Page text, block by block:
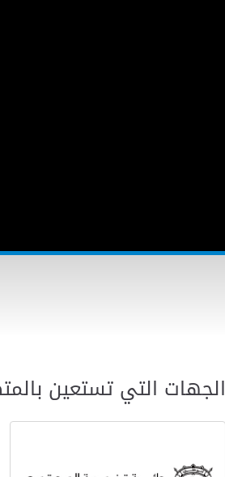
الجهات التي تستعين